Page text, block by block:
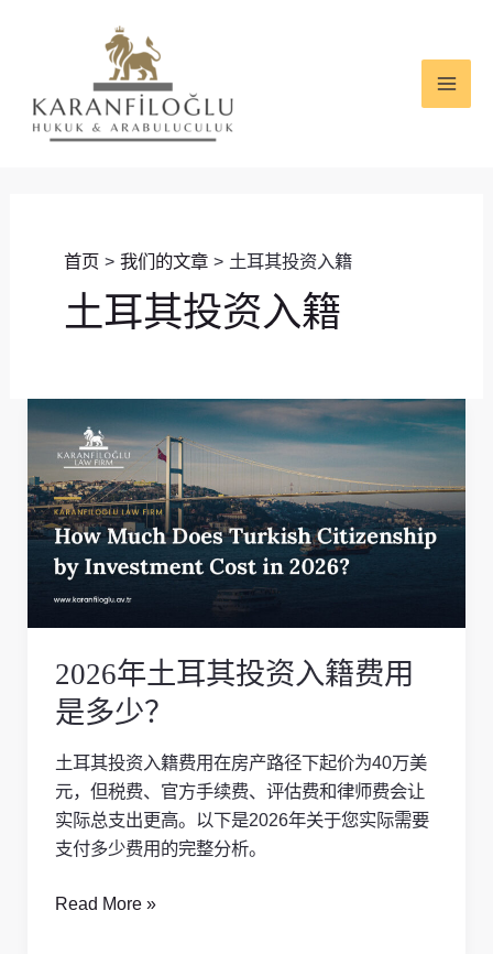
首页 我们的文章 土耳其投资入籍
土耳其投资入籍
2026年土耳其投资入籍费用
是多少？
土耳其投资入籍费用在房产路径下起价为40万美
元，但税费、官方手续费、评估费和律师费会让
实际总支出更高。以下是2026年关于您实际需要
支付多少费用的完整分析。
2026
年
土
耳
其
投
资
费
用
是
多
少？
Read More »